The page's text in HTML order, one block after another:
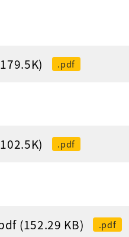
.pdf
.pdf
(152.29 KB) .pdf